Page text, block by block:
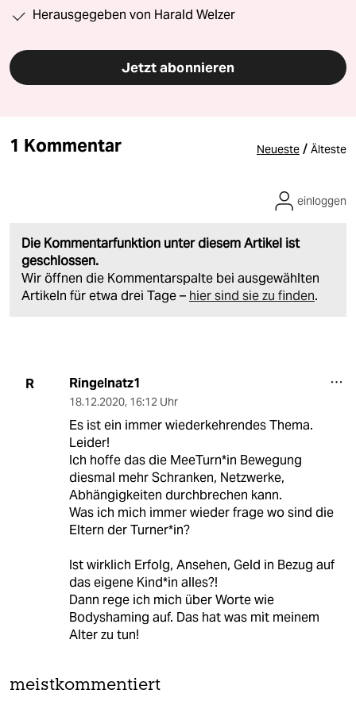
Herausgegeben von Harald Welzer
Jetzt abonnieren
1 Kommentar Neueste / Älteste
Die Kommentarfunktion unter diesem Artikel ist
geschlossen.
Wir öffnen die Kommentarspalte bei ausgewählten
Artikeln für etwa drei Tage – hier sind sie zu finden.
einloggen
R Ringelnatz1
18.12.2020, 16:12 Uhr
Es ist ein immer wiederkehrendes Thema.
Leider!
Ich hoffe das die MeeTurn*in Bewegung
diesmal mehr Schranken, Netzwerke,
Abhängigkeiten durchbrechen kann.
Was ich mich immer wieder frage wo sind die
Eltern der Turner*in?
Ist wirklich Erfolg, Ansehen, Geld in Bezug auf
das eigene Kind*in alles?!
Dann rege ich mich über Worte wie
Bodyshaming auf. Das hat was mit meinem
Alter zu tun!
meistkommentiert